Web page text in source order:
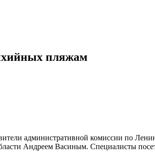
пляжам
административной комиссии по
Андреем Васиным. Специалисты